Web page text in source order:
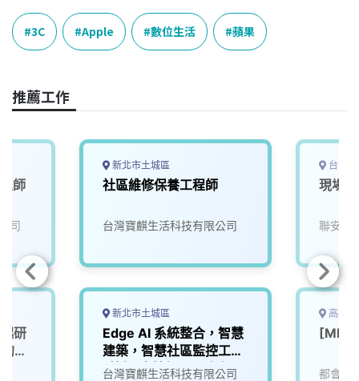
c
e
b
o
k
e
e
a
n
k
e
n
p
y
L
k
3C Apple 數位生活 蘋果
推薦工作
師
司
研
未
新北市土城區
社區維修保養工程師
台灣寶麒生活科技有限公司
新北市土城區
Edge AI 系統整合，智慧
建築，智慧社區監控工程
_技師/半技師及工務人員
台灣寶麒生活科技有限公司
台中
現場
聯安生
高雄
[MLD
都會生